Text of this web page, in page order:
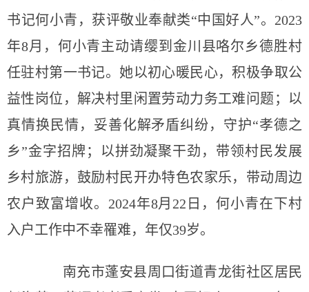
书记何小青，获评敬业奉献类“中国好人”。2023
年8月，何小青主动请缨到金川县咯尔乡德胜村
任驻村第一书记。她以初心暖民心，积极争取公
益性岗位，解决村里闲置劳动力务工难问题；以
真情换民情，妥善化解矛盾纠纷，守护“孝德之
乡”金字招牌；以拼劲凝聚干劲，带领村民发展
乡村旅游，鼓励村民开办特色农家乐，带动周边
农户致富增收。2024年8月22日，何小青在下村
入户工作中不幸罹难，年仅39岁。
南充市蓬安县周口街道青龙街社区居民